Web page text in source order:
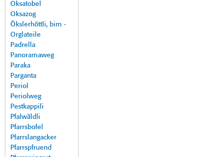
Oksatobel
Oksazog
Ökslerhöttli, bim -
Orglateile
Padrella
Panoramaweg
Paraka
Parganta
Periol
Periolweg
Pestkappili
Pfalwäldli
Pfarrsbofel
Pfarrslangacker
Pfarrspfruend